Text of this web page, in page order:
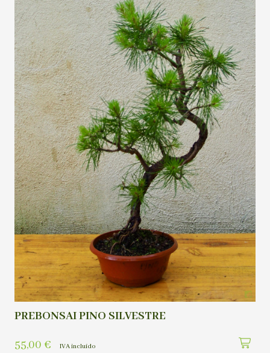
PREBONSAI PINO SILVESTRE
55,00 € IVA incluído